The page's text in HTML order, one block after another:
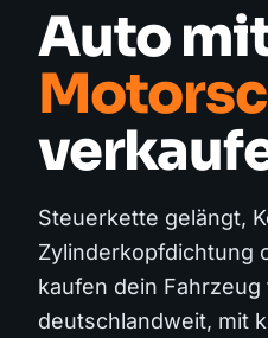
Auto
Steuerkette gelängt,
Zylinderkopfdichtung
kaufen dein
deutschlandweit, mit